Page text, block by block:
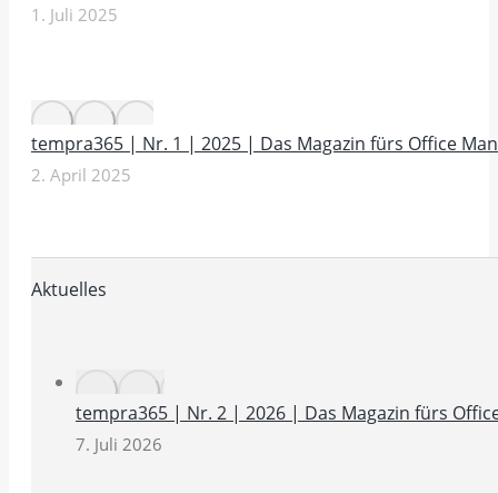
1. Juli 2025
tempra365 | Nr. 1 | 2025 | Das Magazin fürs Office
2. April 2025
Aktuelles
tempra365 | Nr. 2 | 2026 | Das Magazin fürs
7. Juli 2026